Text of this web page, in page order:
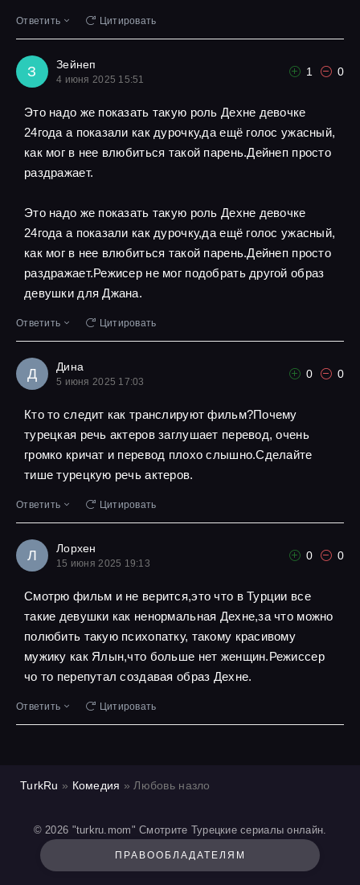
Ответить Цитировать
З Зейнеп
4 июня 2025 15:51
1 0
Это надо же показать такую роль Дехне девочке
24года а показали как дурочку,да ещё голос ужасный,
как мог в нее влюбиться такой парень.Дейнеп просто
раздражает.
Это надо же показать такую роль Дехне девочке
24года а показали как дурочку,да ещё голос ужасный,
как мог в нее влюбиться такой парень.Дейнеп просто
раздражает.Режисер не мог подобрать другой образ
девушки для Джана.
Ответить Цитировать
Д Дина
5 июня 2025 17:03
0 0
Кто то следит как транслируют фильм?Почему
турецкая речь актеров заглушает перевод, очень
громко кричат и перевод плохо слышно.Сделайте
тише турецкую речь актеров.
Ответить Цитировать
Л Лорхен
15 июня 2025 19:13
0 0
Смотрю фильм и не верится,это что в Турции все
такие девушки как ненормальная Дехне,за что можно
полюбить такую психопатку, такому красивому
мужику как Ялын,что больше нет женщин.Режиссер
чо то перепутал создавая образ Дехне.
Ответить Цитировать
TurkRu » Комедия » Любовь назло
© 2026 "turkru.mom" Смотрите Турецкие сериалы онлайн.
ПРАВООБЛАДАТЕЛЯМ